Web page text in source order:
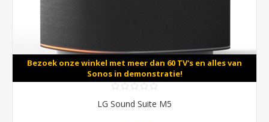
Bezoek onze winkel met meer dan 60 TV's en alles van
Sonos in demonstratie!
LG Sound Suite M5